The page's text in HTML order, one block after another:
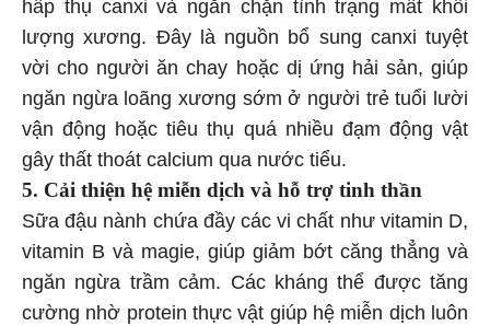
hấp thụ canxi và ngăn chặn tình trạng mất khối
lượng xương. Đây là nguồn bổ sung canxi tuyệt
vời cho người ăn chay hoặc dị ứng hải sản, giúp
ngăn ngừa loãng xương sớm ở người trẻ tuổi lười
vận động hoặc tiêu thụ quá nhiều đạm động vật
gây thất thoát calcium qua nước tiểu.
5. Cải thiện hệ miễn dịch và hỗ trợ tinh thần
Sữa đậu nành chứa đầy các vi chất như vitamin D,
vitamin B và magie, giúp giảm bớt căng thẳng và
ngăn ngừa trầm cảm. Các kháng thể được tăng
cường nhờ protein thực vật giúp hệ miễn dịch luôn